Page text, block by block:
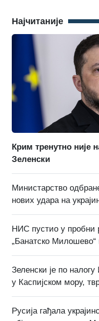
Најчитаније
Крим тренутно није
Зеленски
Министарство
нових удара на
НИС пустио у пробни
„Банатско
Зеленски је по
у Каспијском мору,
Русија гађала